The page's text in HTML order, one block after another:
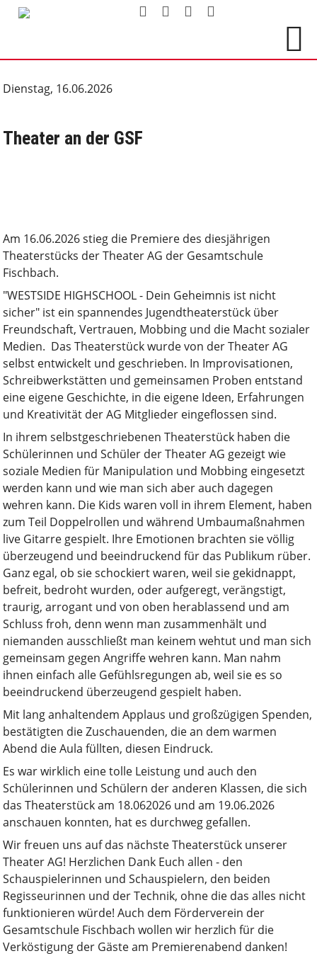
Dienstag, 16.06.2026
Theater an der GSF
Am 16.06.2026 stieg die Premiere des diesjährigen
Theaterstücks der Theater AG der Gesamtschule
Fischbach.
"WESTSIDE HIGHSCHOOL - Dein Geheimnis ist nicht
sicher" ist ein spannendes Jugendtheaterstück über
Freundschaft, Vertrauen, Mobbing und die Macht sozialer
Medien. Das Theaterstück wurde von der Theater AG
selbst entwickelt und geschrieben. In Improvisationen,
Schreibwerkstätten und gemeinsamen Proben entstand
eine eigene Geschichte, in die eigene Ideen, Erfahrungen
und Kreativität der AG Mitglieder eingeflossen sind.
In ihrem selbstgeschriebenen Theaterstück haben die
Schülerinnen und Schüler der Theater AG gezeigt wie
soziale Medien für Manipulation und Mobbing eingesetzt
werden kann und wie man sich aber auch dagegen
wehren kann. Die Kids waren voll in ihrem Element, haben
zum Teil Doppelrollen und während Umbaumaßnahmen
live Gitarre gespielt. Ihre Emotionen brachten sie völlig
überzeugend und beeindruckend für das Publikum rüber.
Ganz egal, ob sie schockiert waren, weil sie gekidnappt,
befreit, bedroht wurden, oder aufgeregt, verängstigt,
traurig, arrogant und von oben herablassend und am
Schluss froh, denn wenn man zusammenhält und
niemanden ausschließt man keinem wehtut und man sich
gemeinsam gegen Angriffe wehren kann. Man nahm
ihnen einfach alle Gefühlsregungen ab, weil sie es so
beeindruckend überzeugend gespielt haben.
Mit lang anhaltendem Applaus und großzügigen Spenden,
bestätigten die Zuschauenden, die an dem warmen
Abend die Aula füllten, diesen Eindruck.
Es war wirklich eine tolle Leistung und auch den
Schülerinnen und Schülern der anderen Klassen, die sich
das Theaterstück am 18.062026 und am 19.06.2026
anschauen konnten, hat es durchweg gefallen.
Wir freuen uns auf das nächste Theaterstück unserer
Theater AG! Herzlichen Dank Euch allen - den
Schauspielerinnen und Schauspielern, den beiden
Regisseurinnen und der Technik, ohne die das alles nicht
funktionieren würde! Auch dem Förderverein der
Gesamtschule Fischbach wollen wir herzlich für die
Verköstigung der Gäste am Premierenabend danken!